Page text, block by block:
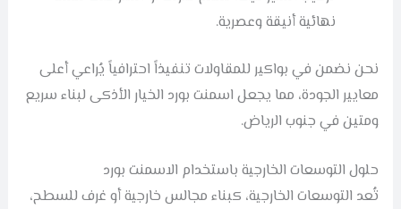
نهائية أنيقة وعصرية.
نحن نضمن في بواكير للمقاولات تنفيذاً احترافياً يُراعي أعلى
معايير الجودة، مما يجعل اسمنت بورد الخيار الأذكى لبناء سريع
ومتين في جنوب الرياض.
حلول التوسعات الخارجية باستخدام الاسمنت بورد
تُعد التوسعات الخارجية، كبناء مجالس خارجية أو غرف للسطح،